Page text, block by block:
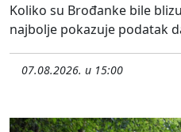
Koliko su Brođanke bile
najbolje pokazuje podatak
07.08.2026. u 15:00